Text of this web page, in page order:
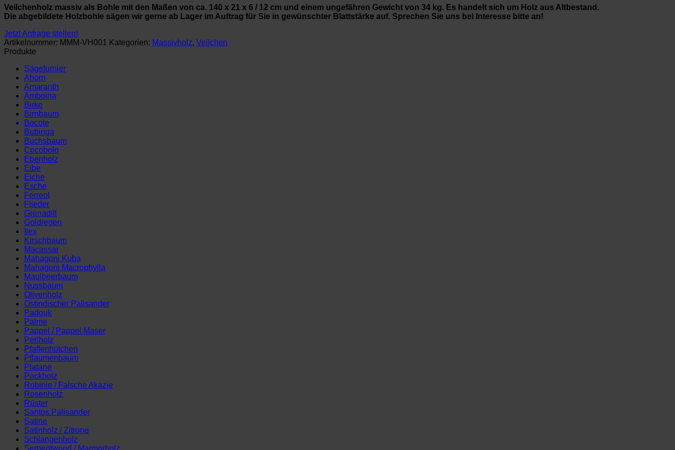
Veilchenholz massiv als Bohle mit den Maßen von ca. 140 x 21 x 6 / 12 cm und einem ungefähren Gewicht von 34 kg. Es handelt sich um Holz aus Altbestand.
Die abgebildete Holzbohle sägen wir gerne ab Lager im Auftrag für Sie in gewünschter Blattstärke auf. Sprechen Sie uns bei Interesse bitte an!
Jetzt Anfrage stellen!
Artikelnummer: MMM-VH001 Kategorien: Massivholz, Veilchen
Produkte
Sägefurnier
Ahorn
Amaranth
Amboina
Birke
Birnbaum
Bocote
Bubinga
Buchsbaum
Cocobolo
Ebenholz
Eibe
Eiche
Esche
Ferreol
Flieder
Grenadill
Goldregen
Ilex
Kirschbaum
Macassar
Mahagoni Kuba
Mahagoni Macrophylla
Maulbeerbaum
Nussbaum
Olivenholz
Ostindischer Palisander
Padouk
Palme
Pappel / Pappel Maser
Perlholz
Pfaffenhütchen
Pflaumenbaum
Platane
Pockholz
Robinie / Falsche Akazie
Rosenholz
Rüster
Santos Palisander
Satine
Satinholz / Zitrone
Schlangenholz
Serpentwood / Marmorholz